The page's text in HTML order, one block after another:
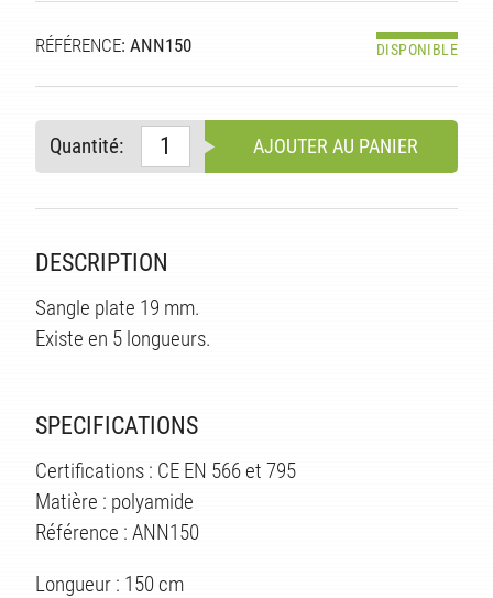
RÉFÉRENCE: ANN150 DISPONIBLE
Quantité: AJOUTER AU PANIER
DESCRIPTION
Sangle plate 19 mm.
Existe en 5 longueurs.
SPECIFICATIONS
Certifications : CE EN 566 et 795
Matière : polyamide
Référence : ANN150
Longueur : 150 cm